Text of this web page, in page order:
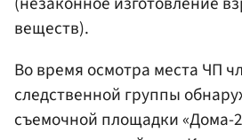
веществ).
Во время осмотра места ЧП
следственной группы
съемочной площадки «Дома-